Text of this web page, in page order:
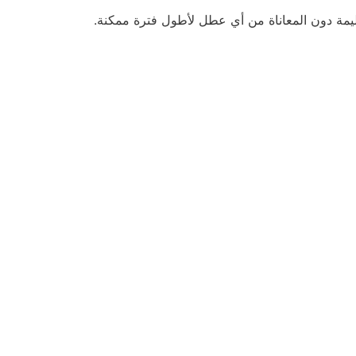
دون المعاناة من أي عطل لأطول فترة ممكنة.